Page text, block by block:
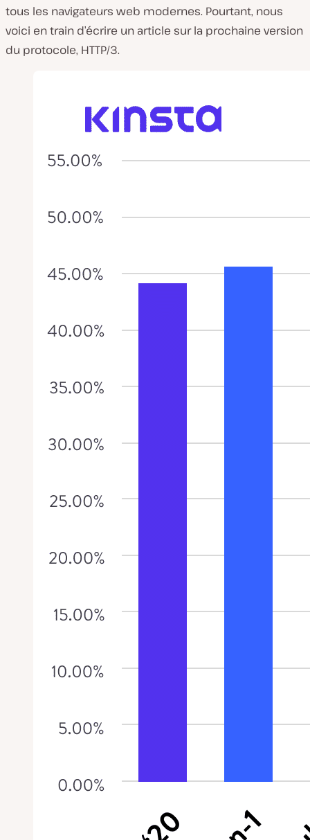
tous les navigateurs web modernes. Pourtant, nous
voici en train d’écrire un article sur la prochaine version
du protocole, HTTP/3.